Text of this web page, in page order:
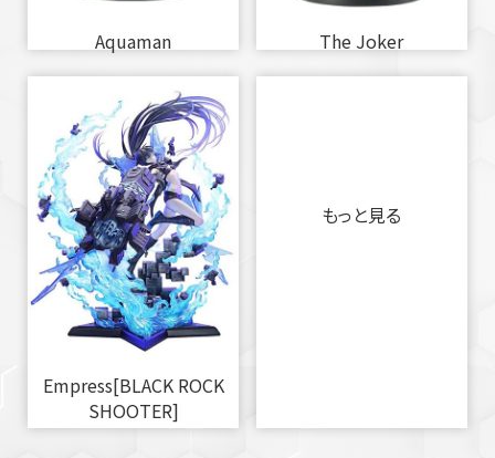
Aquaman The Joker
Empress[BLACK ROCK
SHOOTER]
もっと見る